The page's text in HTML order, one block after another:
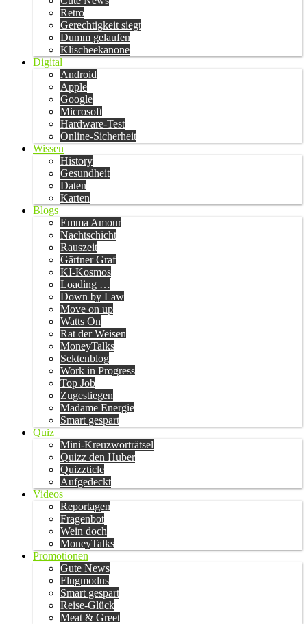
Retro
Gerechtigkeit siegt
Dumm gelaufen
Klischeekanone
Digital
Android
Apple
Google
Microsoft
Hardware-Test
Online-Sicherheit
Wissen
History
Gesundheit
Daten
Karten
Blogs
Emma Amour
Nachtschicht
Rauszeit
Gärtner Graf
KI-Kosmos
Loading …
Down by Law
Move on up
Watts On
Rat der Weisen
MoneyTalks
Sektenblog
Work in Progress
Top Job
Zugestiegen
Madame Energie
Smart gespart
Quiz
Mini-Kreuzworträtsel
Quizz den Huber
Quizzticle
Aufgedeckt
Videos
Reportagen
Fragenbot
Wein doch
MoneyTalks
Promotionen
Gute News
Flugmodus
Smart gespart
Reise-Glück
Meat & Greet